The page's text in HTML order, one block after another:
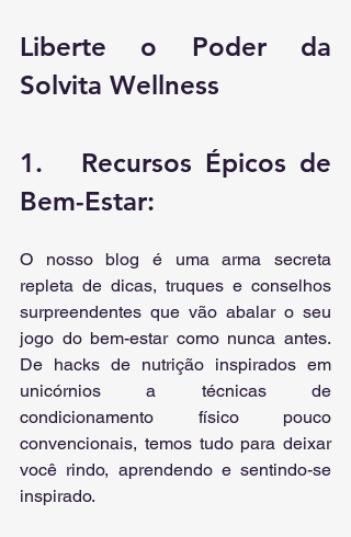
Liberte o Poder da
Solvita Wellness
1.   Recursos Épicos de
Bem-Estar:
O nosso blog é uma arma secreta
repleta de dicas, truques e conselhos
surpreendentes que vão abalar o seu
jogo do bem-estar como nunca antes.
De hacks de nutrição inspirados em
unicórnios a técnicas de
condicionamento físico pouco
convencionais, temos tudo para deixar
você rindo, aprendendo e sentindo-se
inspirado.